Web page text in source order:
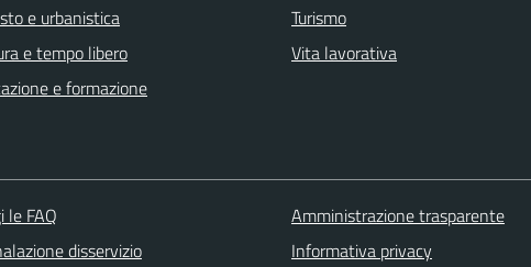
e urbanistica
e tempo libero
e formazione
Turismo
Vita lavorativa
le FAQ
disservizio
Amministrazione trasparente
Informativa privacy